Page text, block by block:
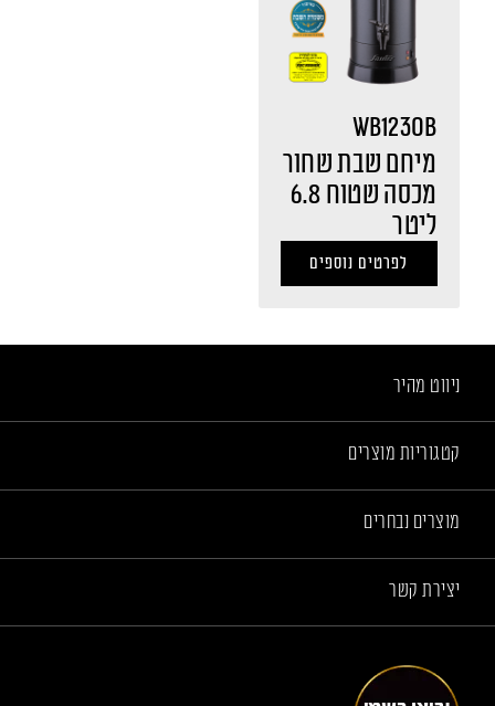
WB1230B
מיחם שבת שחור
מכסה שטוח 6.8
ליטר
לפרטים נוספים
ניווט מהיר
קטגוריות מוצרים
מוצרים נבחרים
יצירת קשר